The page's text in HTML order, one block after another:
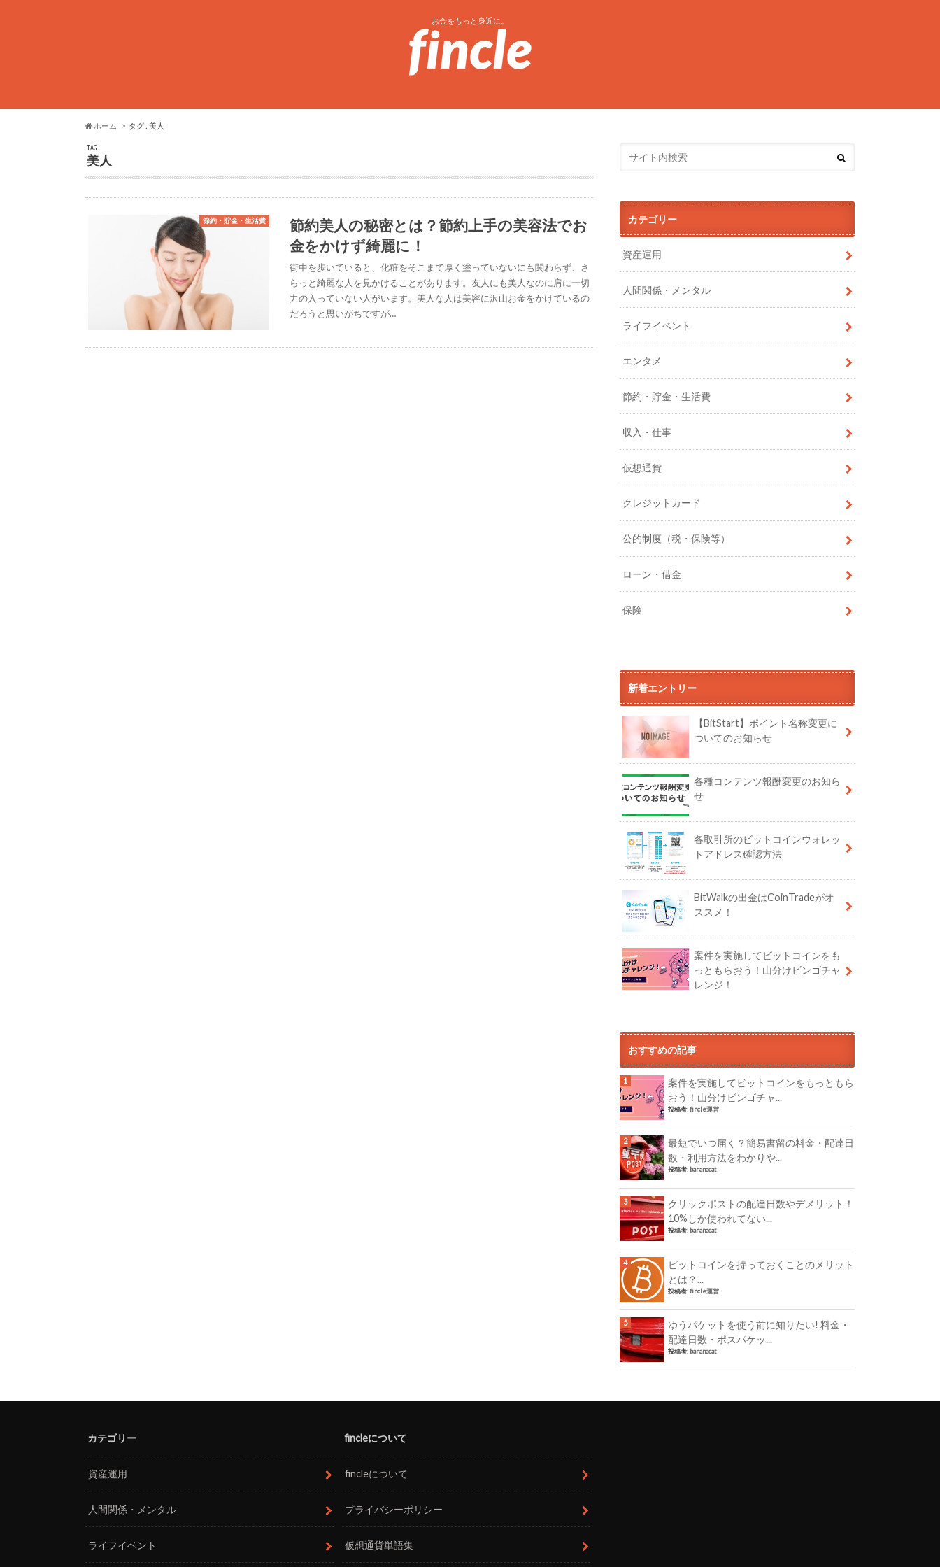
お金をもっと身近に。
ホーム タグ : 美人
TAG
美人
節約・貯金・生活費
節約美人の秘密とは？節約上手の美容法でお
金をかけず綺麗に！
街中を歩いていると、化粧をそこまで厚く塗っていないにも関わらず、さ
らっと綺麗な人を見かけることがあります。友人にも美人なのに肩に一切
力の入っていない人がいます。美人な人は美容に沢山お金をかけているの
だろうと思いがちですが…
カテゴリー
資産運用
人間関係・メンタル
ライフイベント
エンタメ
節約・貯金・生活費
収入・仕事
仮想通貨
クレジットカード
公的制度（税・保険等）
ローン・借金
保険
新着エントリー
【BitStart】ポイント名称変更に
ついてのお知らせ
各種コンテンツ報酬変更のお知ら
せ
各取引所のビットコインウォレッ
トアドレス確認方法
BitWalkの出金はCoinTradeがオ
ススメ！
案件を実施してビットコインをも
っともらおう！山分けビンゴチャ
レンジ！
おすすめの記事
案件を実施してビットコインをもっともら
おう！山分けビンゴチャ...
投稿者:fincle運営
最短でいつ届く？簡易書留の料金・配達日
数・利用方法をわかりや...
投稿者: bananacat
クリックポストの配達日数やデメリット！
10%しか使われてない...
投稿者: bananacat
ビットコインを持っておくことのメリット
とは？...
投稿者:fincle運営
ゆうパケットを使う前に知りたい! 料金・
配達日数・ポスパケッ...
投稿者: bananacat
カテゴリー
資産運用
人間関係・メンタル
ライフイベント
fincleについて
fincleについて
プライバシーポリシー
仮想通貨単語集